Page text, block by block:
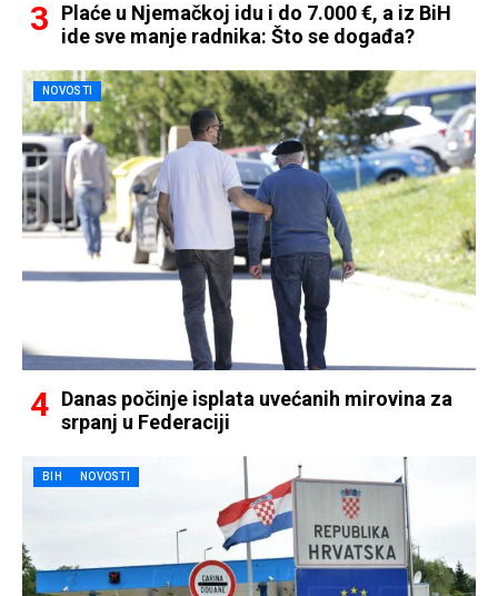
Plaće u Njemačkoj idu i do 7.000 €, a iz BiH
ide sve manje radnika: Što se događa?
NOVOSTI
Danas počinje isplata uvećanih mirovina za
srpanj u Federaciji
BIH NOVOSTI